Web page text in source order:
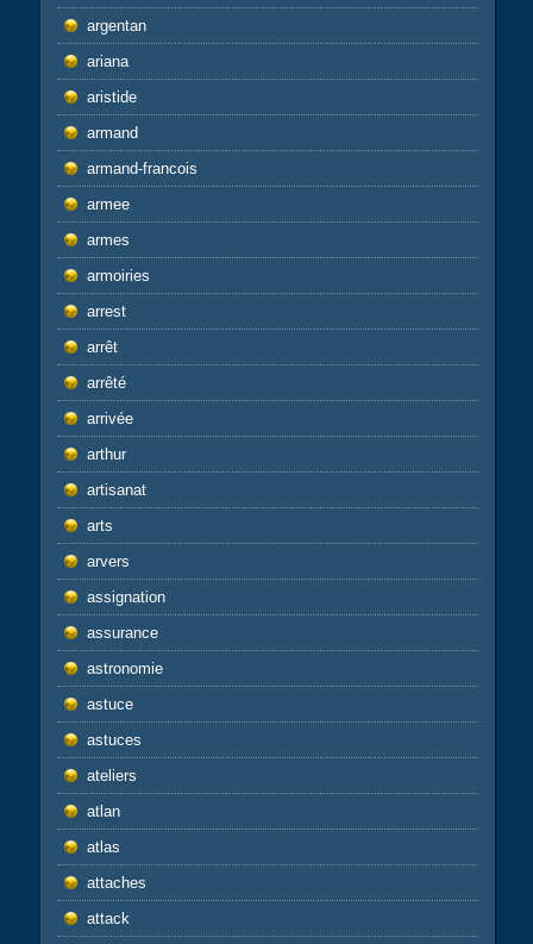
argentan
ariana
aristide
armand
armand-francois
armee
armes
armoiries
arrest
arrêt
arrêté
arrivée
arthur
artisanat
arts
arvers
assignation
assurance
astronomie
astuce
astuces
ateliers
atlan
atlas
attaches
attack